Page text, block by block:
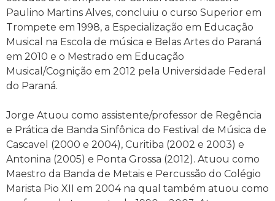
Paulino Martins Alves, concluiu o curso Superior em
Trompete em 1998, a Especialização em Educação
Musical na Escola de música e Belas Artes do Paraná
em 2010 e o Mestrado em Educação
Musical/Cognição em 2012 pela Universidade Federal
do Paraná.
Jorge Atuou como assistente/professor de Regência
e Prática de Banda Sinfônica do Festival de Música de
Cascavel (2000 e 2004), Curitiba (2002 e 2003) e
Antonina (2005) e Ponta Grossa (2012). Atuou como
Maestro da Banda de Metais e Percussão do Colégio
Marista Pio XII em 2004 na qual também atuou como